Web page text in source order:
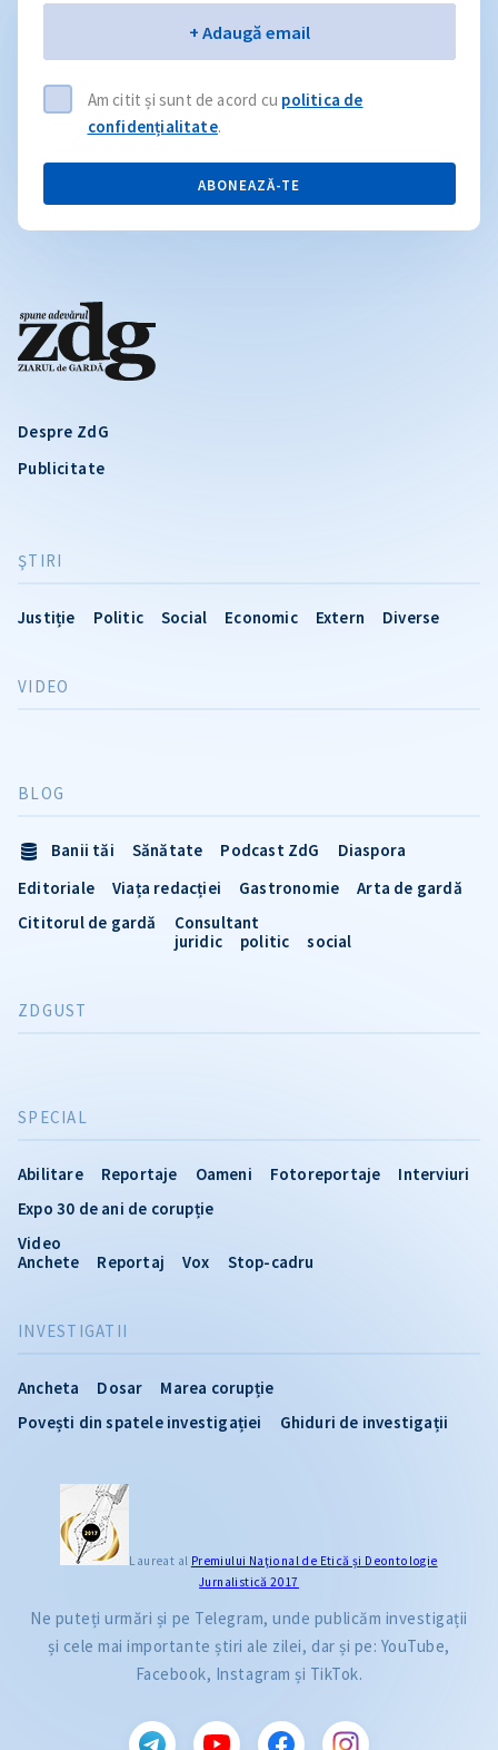
Despre ZdG
Publicitate
ŞTIRI
Justiție Politic Social Economic Extern Diverse
INVESTIGATII
Ancheta Dosar
Marea corupție
Povești din spatele investigației
Ghiduri de investigații
VIDEO
SPECIAL
Abilitare Reportaje Oameni Fotoreportaje
Interviuri
Expo 30 de ani de corupție
Video
Anchete
Reportaj Vox Stop-cadru
BLOG
Banii tăi Sănătate Podcast ZdG
Diaspora
Editoriale
Viața redacției Gastronomie
Arta de gardă
Cititorul de gardă
Consultant
juridic
politic social
ZDGUST
+ Adaugă email
Am citit și sunt de acord cu politica de
confidențialitate.
ABONEAZĂ-TE
Laureat al Premiului Naţional de Etică și Deontologie
Jurnalistică 2017
Ne puteți urmări și pe Telegram, unde publicăm investigații
și cele mai importante știri ale zilei, dar și pe: YouTube,
Facebook, Instagram și TikTok.